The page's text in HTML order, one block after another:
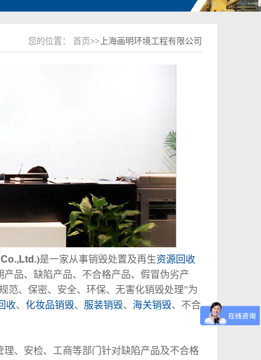
您的位置： 首页>>上海画明环境工程有限公司
)是一家从事销毁处置及再生资源回收
产品、缺陷产品、不合格产品、假冒伪劣产
范、保密、安全、环保、无害化销毁处理”为
收、 化妆品销毁、 服装销毁、 海关销毁、不合
、安检、工商等部门针对缺陷产品及不合格